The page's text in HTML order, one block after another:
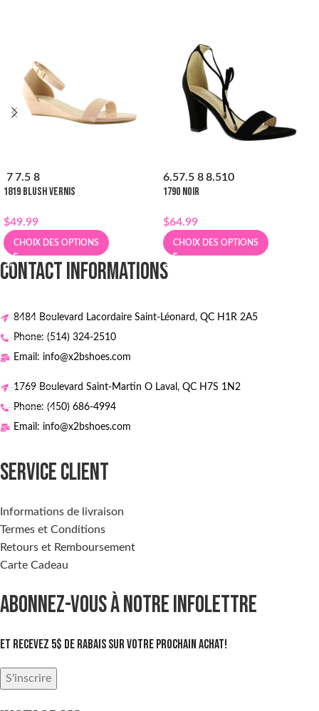
7 7.5 8
1819 BLUSH VERNIS
$49.99
CHOIX DES OPTIONS
6.57.5 8 8.510
1790 NOIR
$64.99
CHOIX DES OPTIONS
CONTACT INFORMATIONS
8484 Boulevard Lacordaire Saint-Léonard, QC H1R 2A5
Phone: (514) 324-2510
Email: info@x2bshoes.com
1769 Boulevard Saint-Martin O Laval, QC H7S 1N2
Phone: (450) 686-4994
Email: info@x2bshoes.com
SERVICE CLIENT
Informations de livraison
Termes et Conditions
Retours et Remboursement
Carte Cadeau
ABONNEZ-VOUS À NOTRE INFOLETTRE
Et recevez 5$ de rabais sur votre prochain achat!
S'inscrire